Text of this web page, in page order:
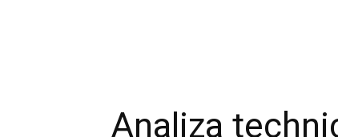
Analiza